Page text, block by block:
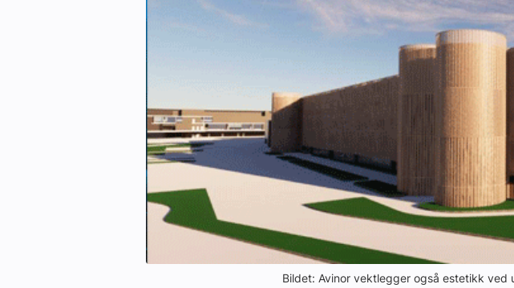
eBlad
Aktivitetskalender
Bransjekommentar
Nyheter
Aktuelle prosjekter
Bildet: Avinor vektlegger også estetikk ved